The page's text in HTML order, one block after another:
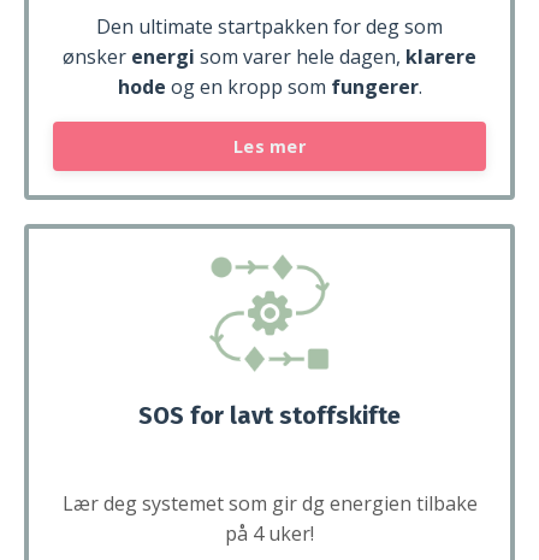
Den ultimate startpakken for deg som
ønsker energi som varer hele dagen, klarere
hode og en kropp som fungerer.
Les mer
SOS for lavt stoffskifte
Lær deg systemet som gir dg energien tilbake
på 4 uker!